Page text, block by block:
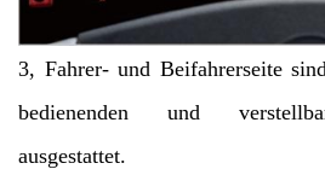
3, Fahrer- und Beifahrerseite
bedienenden und
ausgestattet.